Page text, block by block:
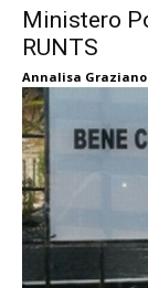
Ministero
RUNTS
Annalisa Graziano